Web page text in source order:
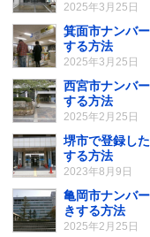
2025年3月25日
箕面市ナンバ
する方法
2025年3月25日
西宮市ナンバ
する方法
2025年2月25日
堺市で登録し
する方法
2023年8月9日
亀岡市ナンバ
きする方法
2025年2月25日